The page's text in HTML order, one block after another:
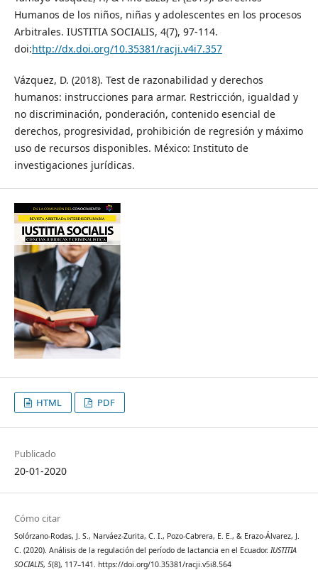
Humanos de los niños, niñas y adolescentes en los procesos
Arbitrales. IUSTITIA SOCIALIS, 4(7), 97-114.
doi:http://dx.doi.org/10.35381/racji.v4i7.357
Vázquez, D. (2018). Test de razonabilidad y derechos
humanos: instrucciones para armar. Restricción, igualdad y
no discriminación, ponderación, contenido esencial de
derechos, progresividad, prohibición de regresión y máximo
uso de recursos disponibles. México: Instituto de
investigaciones jurídicas.
HTML PDF
Publicado
20-01-2020
Cómo citar
Solórzano-Rodas, J. S., Narváez-Zurita, C. I., Pozo-Cabrera, E. E., & Erazo-Álvarez, J.
C. (2020). Análisis de la regulación del período de lactancia en el Ecuador. IUSTITIA
SOCIALIS, 5(8), 117–141. https://doi.org/10.35381/racji.v5i8.564